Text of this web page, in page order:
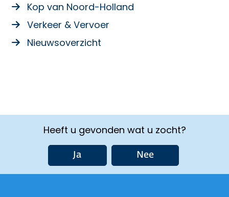
Kop van Noord-Holland
Verkeer & Vervoer
Nieuwsoverzicht
Heeft u gevonden wat u zocht?
Ja Nee